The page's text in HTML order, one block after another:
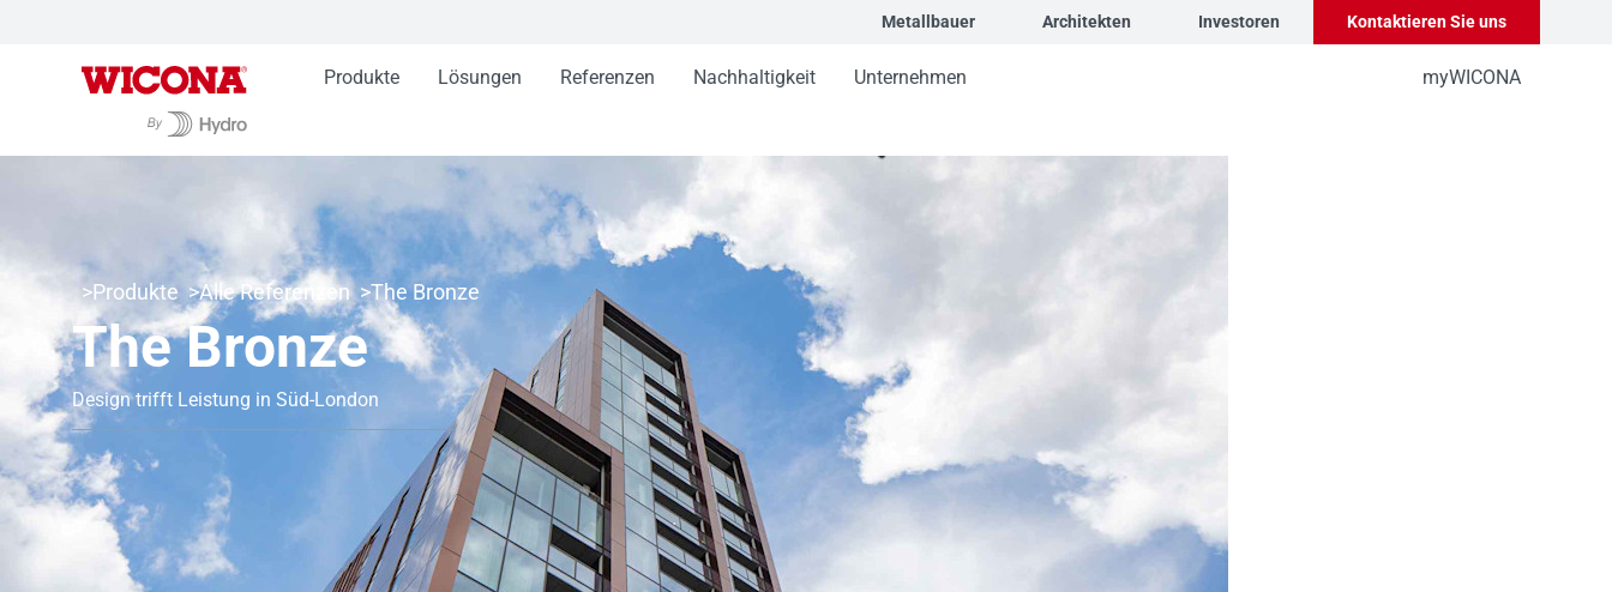
Metallbauer Architekten Investoren Kontaktieren Sie uns
Produkte Lösungen Referenzen Nachhaltigkeit Unternehmen myWICONA
Produkte Alle Referenzen The Bronze
The Bronze
Design trifft Leistung in Süd-London